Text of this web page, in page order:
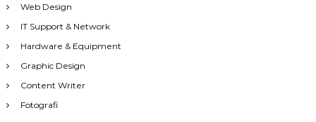
Web Design
IT Support & Network
Hardware & Equipment
Graphic Design
Content Writer
Fotografi